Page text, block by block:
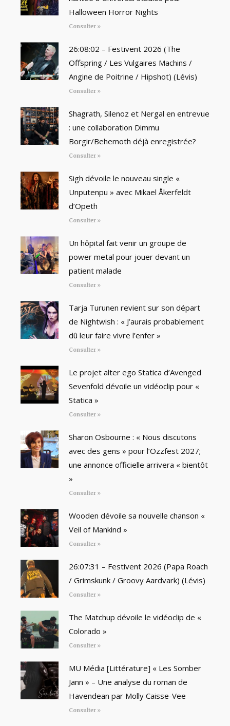
Halloween Horror Nights
Consulter »
26:08:02 – Festivent 2026 (The
Offspring / Les Vulgaires Machins /
Angine de Poitrine / Hipshot) (Lévis)
Consulter »
Shagrath, Silenoz et Nergal en entrevue
: une collaboration Dimmu
Borgir/Behemoth déjà enregistrée?
Consulter »
Sigh dévoile le nouveau single «
Unputenpu » avec Mikael Åkerfeldt
d’Opeth
Consulter »
Un hôpital fait venir un groupe de
power metal pour jouer devant un
patient malade
Consulter »
Tarja Turunen revient sur son départ
de Nightwish : « J’aurais probablement
dû leur faire vivre l’enfer »
Consulter »
Le projet alter ego Statica d’Avenged
Sevenfold dévoile un vidéoclip pour «
Statica »
Consulter »
Sharon Osbourne : « Nous discutons
avec des gens » pour l’Ozzfest 2027;
une annonce officielle arrivera « bientôt
»
Consulter »
Wooden dévoile sa nouvelle chanson «
Veil of Mankind »
Consulter »
26:07:31 – Festivent 2026 (Papa Roach
/ Grimskunk / Groovy Aardvark) (Lévis)
Consulter »
The Matchup dévoile le vidéoclip de «
Colorado »
Consulter »
MU Média [Littérature] « Les Somber
Jann » – Une analyse du roman de
Havendean par Molly Caisse-Vee
Consulter »